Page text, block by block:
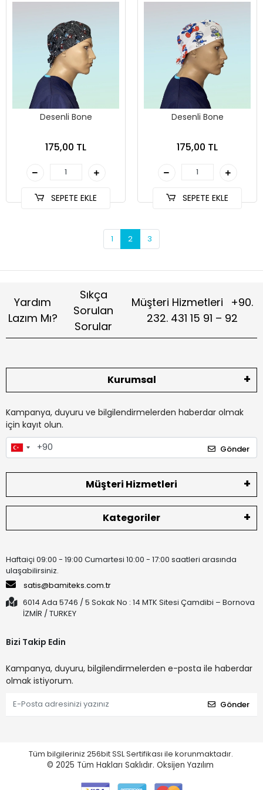
Desenli Bone
175,00 TL
SEPETE EKLE
Desenli Bone
175,00 TL
SEPETE EKLE
1 2 3
Yardım
Lazım Mı?
Sıkça
Sorulan
Sorular
Müşteri Hizmetleri
+90.
232. 431 15 91 – 92
Kurumsal
Kampanya, duyuru ve bilgilendirmelerden haberdar olmak
için kayıt olun.
Gönder
Müşteri Hizmetleri
Kategoriler
Haftaiçi 09:00 - 19:00 Cumartesi 10:00 - 17:00 saatleri arasında
ulaşabilirsiniz.
satis@bamiteks.com.tr
6014 Ada 5746 / 5 Sokak No : 14 MTK Sitesi Çamdibi – Bornova
İZMİR / TURKEY
Bizi Takip Edin
Kampanya, duyuru, bilgilendirmelerden e-posta ile haberdar
olmak istiyorum.
Gönder
Tüm bilgileriniz 256bit SSL Sertifikası ile korunmaktadır.
© 2025 Tüm Hakları Saklıdır. Oksijen Yazılım